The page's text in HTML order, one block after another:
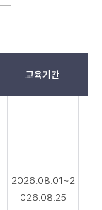
교육기간
2026.08.01~2
026.08.25